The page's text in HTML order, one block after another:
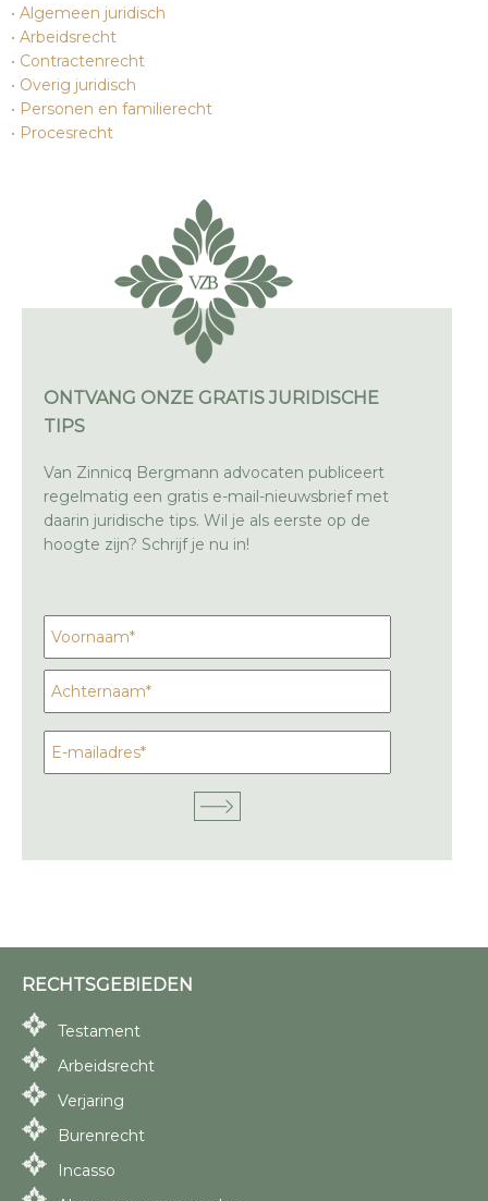
Algemeen juridisch
Arbeidsrecht
Contractenrecht
Overig juridisch
Personen en familierecht
Procesrecht
ONTVANG ONZE GRATIS JURIDISCHE
TIPS
Van Zinnicq Bergmann advocaten publiceert
regelmatig een gratis e-mail-nieuwsbrief met
daarin juridische tips. Wil je als eerste op de
hoogte zijn? Schrijf je nu in!
RECHTSGEBIEDEN
Testament
Arbeidsrecht
Verjaring
Burenrecht
Incasso